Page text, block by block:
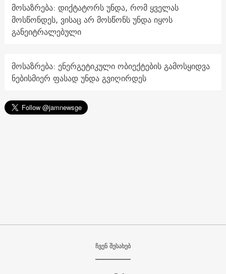
მოსაზრება: დიქტატორს უნდა, რომ ყველას
მოსწონდეს, ვისაც არ მოსწონს უნდა იყოს
განეიტრალებული
მოსაზრება: ენერგეტიკული ობიექტების გამოსყიდვა
ნებისმიერ ფასად უნდა გვიღირდეს
ჩვენ შესახებ